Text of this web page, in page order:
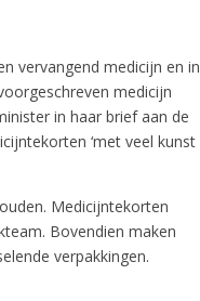
vervangend medicijn en in
medicijn
in haar brief aan de
‘met veel kunst
Medicijntekorten
Bovendien maken
verpakkingen.